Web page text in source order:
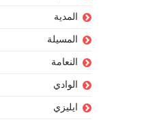
المدية
المسيلة
النعامة
الوادي
ايليزي